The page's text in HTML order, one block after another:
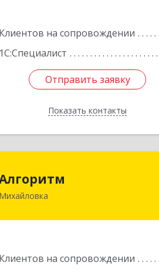
Клиентов на сопровождении
1С:Специалист
Отправить заявку
Показать контакты
Отправить заявку
Назад
Михайловка
Клиентов на сопровождении